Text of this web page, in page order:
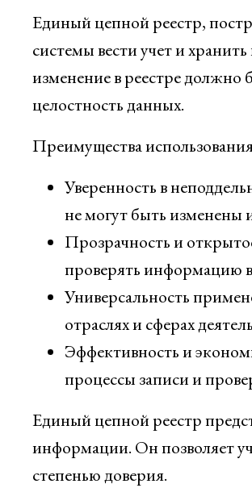
Единый цепной реестр,
системы вести учет и
изменение в реестре должно
целостность данных.
Преимущества
Уверенность в
не могут быть изменены
Прозрачность и
проверять информацию в
Универсальность
отраслях и сферах
Эффективность и
процессы записи и
Единый цепной реестр
информации. Он позволяет
степенью доверия.